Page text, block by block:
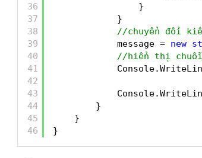
36
37
38
39
40
41
42
43
44
45
46
}
}
//chuyển đổi
message = new
//hiển thị chuỗi
}
}
}